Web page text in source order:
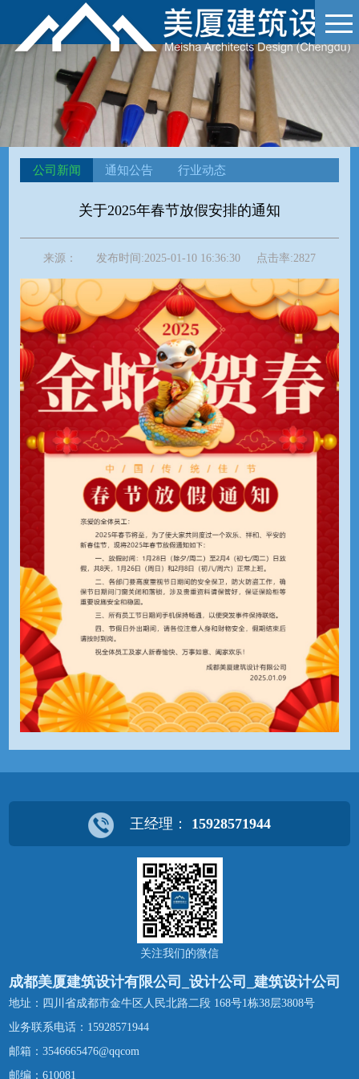
公司新闻 通知公告 行业动态
关于2025年春节放假安排的通知
来源： 发布时间:2025-01-10 16:36:30 点击率:2827
王经理： 15928571944
关注我们的微信
成都美厦建筑设计有限公司_设计公司_建筑设计公司
地址：四川省成都市金牛区人民北路二段 168号1栋38层3808号
业务联系电话： 15928571944
邮箱：3546665476@qqcom
邮编：610081